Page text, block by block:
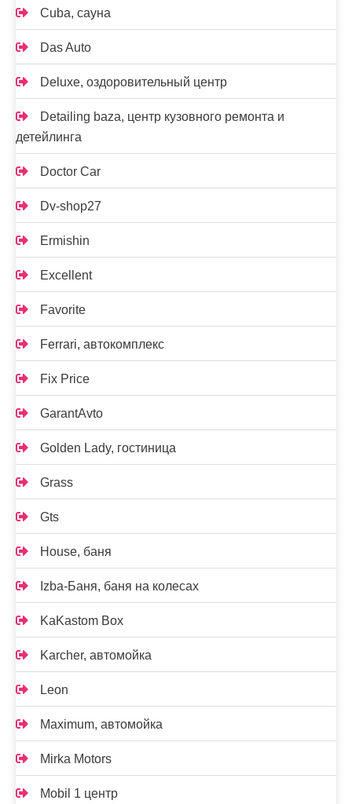
Cuba, сауна
Das Auto
Deluxe, оздоровительный центр
Detailing baza, центр кузовного ремонта и
детейлинга
Doctor Car
Dv-shop27
Ermishin
Excellent
Favorite
Ferrari, автокомплекс
Fix Price
GarantAvto
Golden Lady, гостиница
Grass
Gts
House, баня
Izba-Баня, баня на колесах
KaKastom Box
Karcher, автомойка
Leon
Maximum, автомойка
Mirka Motors
Mobil 1 центр